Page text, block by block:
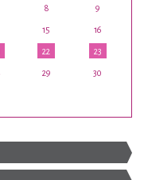
8 9
15 16
22 23
29 30